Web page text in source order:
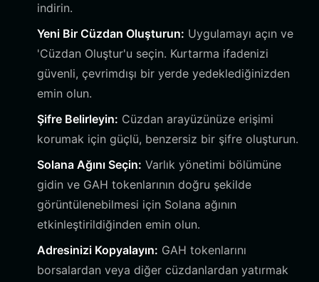
indirin.
Yeni Bir Cüzdan Oluşturun: Uygulamayı açın ve
'Cüzdan Oluştur'u seçin. Kurtarma ifadenizi
güvenli, çevrimdışı bir yerde yedeklediğinizden
emin olun.
Şifre Belirleyin: Cüzdan arayüzünüze erişimi
korumak için güçlü, benzersiz bir şifre oluşturun.
Solana Ağını Seçin: Varlık yönetimi bölümüne
gidin ve GAH tokenlarının doğru şekilde
görüntülenebilmesi için Solana ağının
etkinleştirildiğinden emin olun.
Adresinizi Kopyalayın: GAH tokenlarını
borsalardan veya diğer cüzdanlardan yatırmak